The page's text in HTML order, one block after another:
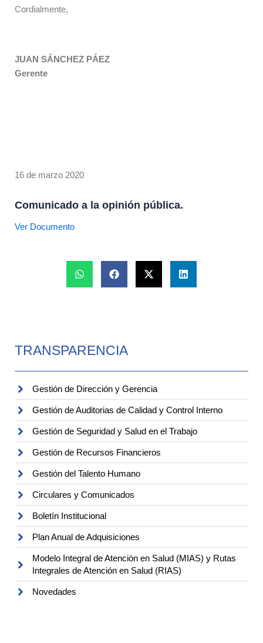
Cordialmente,
JUAN SÁNCHEZ PÁEZ
Gerente
16 de marzo 2020
Comunicado a la opinión pública.
Ver Documento
TRANSPARENCIA
Gestión de Dirección y Gerencia
Gestión de Auditorias de Calidad y Control Interno
Gestión de Seguridad y Salud en el Trabajo
Gestión de Recursos Financieros
Gestión del Talento Humano
Circulares y Comunicados
Boletín Institucional
Plan Anual de Adquisiciones
Modelo Integral de Atención en Salud (MIAS) y Rutas
Integrales de Atención en Salud (RIAS)
Novedades